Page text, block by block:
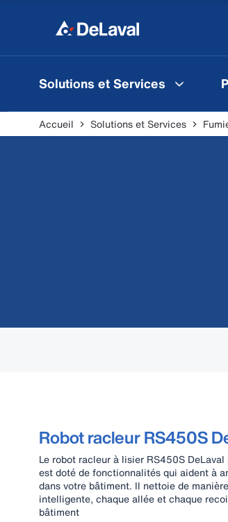
Solutions et Services
Accueil Solutions et Services
Robot racleur RS450S
Le robot racleur à lisier RS450S
est doté de fonctionnalités qui aident à
dans votre bâtiment. Il nettoie de
intelligente, chaque allée et chaque
bâtiment